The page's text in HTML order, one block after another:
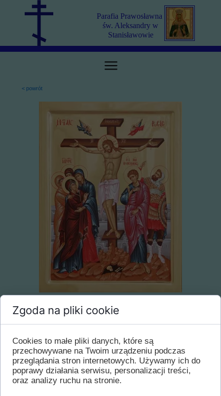
< powrót
Harmonogram nabożeństw I tygodnia Wielkiego
Postu
Od poniedziałku (23 lutego) do czwartku (26 lutego) o
godz. 17.00 - Wielkie Powieczerze z czytaniem
Parafia Prawosławna
św. Aleksandry w
Stanisławowie
Zgoda na pliki cookie
Cookies to małe pliki danych, które są
przechowywane na Twoim urządzeniu podczas
przeglądania stron internetowych. Używamy ich do
poprawy działania serwisu, personalizacji treści,
oraz analizy ruchu na stronie.